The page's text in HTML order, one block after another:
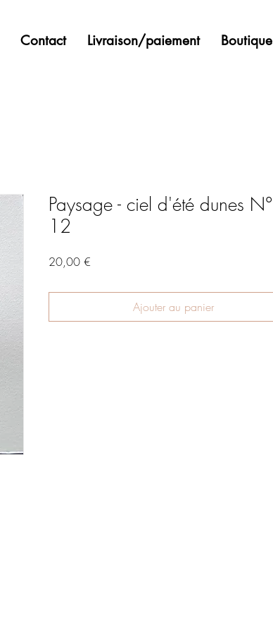
Contact Livraison/paiement Boutique
Paysage - ciel d'été dunes N°
12
20,00 €
Ajouter au panier